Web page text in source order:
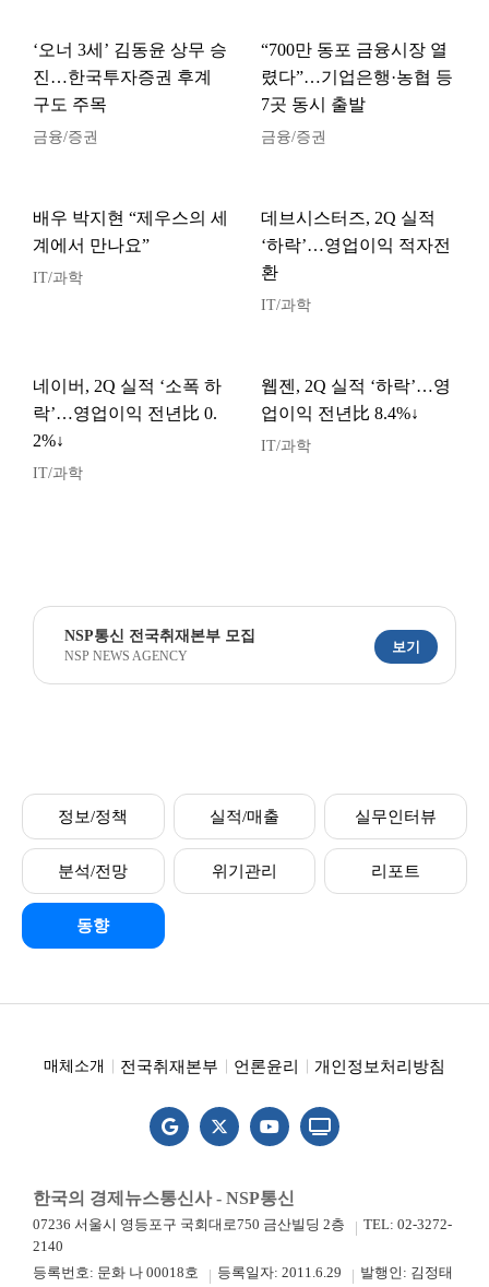
‘오너 3세’ 김동윤 상무 승
진…한국투자증권 후계
구도 주목
금융/증권
“700만 동포 금융시장 열
렸다”…기업은행·농협 등
7곳 동시 출발
금융/증권
배우 박지현 “제우스의 세
계에서 만나요”
IT/과학
데브시스터즈, 2Q 실적
‘하락’…영업이익 적자전
환
IT/과학
네이버, 2Q 실적 ‘소폭 하
락’…영업이익 전년比 0.
2%↓
IT/과학
웹젠, 2Q 실적 ‘하락’…영
업이익 전년比 8.4%↓
IT/과학
NSP통신 전국취재본부 모집
NSP NEWS AGENCY
보기
정보/정책 실적/매출 실무인터뷰
분석/전망 위기관리 리포트
동향
매체소개 전국취재본부 언론윤리 개인정보처리방침
한국의 경제뉴스통신사 - NSP통신
07236 서울시 영등포구 국회대로750 금산빌딩 2층
TEL: 02-3272-
2140
등록번호: 문화 나 00018호
등록일자: 2011.6.29 발행인: 김정태